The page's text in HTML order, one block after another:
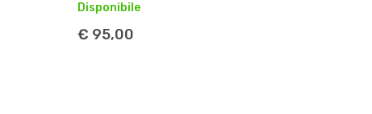
Disponibile
€ 95,00